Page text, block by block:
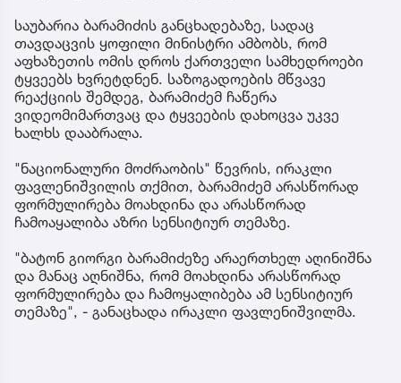
საუბარია ბარამიძის განცხადებაზე, სადაც
თავდაცვის ყოფილი მინისტრი ამბობს, რომ
აფხაზეთის ომის დროს ქართველი სამხედროები
ტყვეებს ხვრეტდნენ. საზოგადოების მწვავე
რეაქციის შემდეგ, ბარამიძემ ჩაწერა
ვიდეომიმართვაც და ტყვეების დახოცვა უკვე
ხალხს დააბრალა.
"ნაციონალური მოძრაობის" წევრის, ირაკლი
ფავლენიშვილის თქმით, ბარამიძემ არასწორად
ფორმულირება მოახდინა და არასწორად
ჩამოაყალიბა აზრი სენსიტიურ თემაზე.
"ბატონ გიორგი ბარამიძეზე არაერთხელ აღინიშნა
და მანაც აღნიშნა, რომ მოახდინა არასწორად
ფორმულირება და ჩამოყალიბება ამ სენსიტიურ
თემაზე", - განაცხადა ირაკლი ფავლენიშვილმა.